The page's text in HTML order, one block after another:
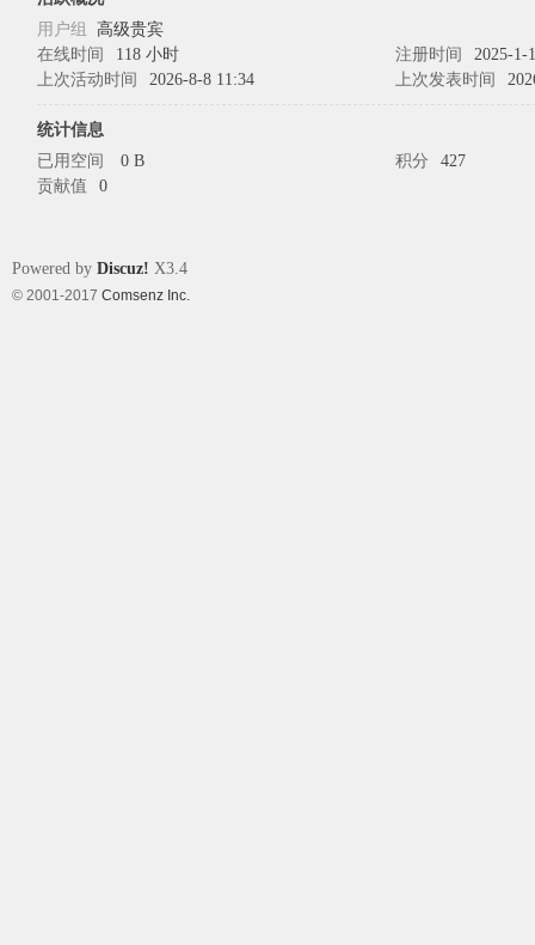
用户组 高级贵宾
在线时间
118 小时 注册时间
2025-1-
上次活动时间
2026-8-8 11:34 上次发表时间
统计信息
已用空间
0 B 积分
427
贡献值
0
Powered by Discuz! X3.4
© 2001-2017 Comsenz Inc.